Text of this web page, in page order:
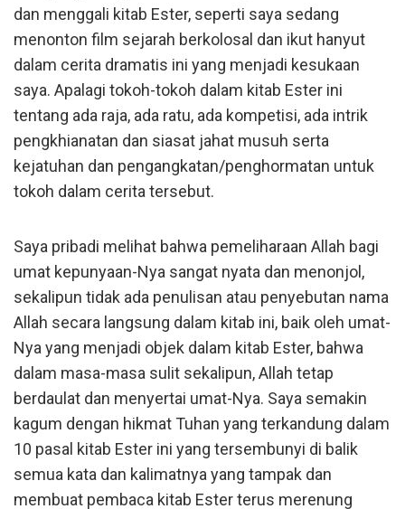
dan menggali kitab Ester, seperti saya sedang
menonton film sejarah berkolosal dan ikut hanyut
dalam cerita dramatis ini yang menjadi kesukaan
saya. Apalagi tokoh-tokoh dalam kitab Ester ini
tentang ada raja, ada ratu, ada kompetisi, ada intrik
pengkhianatan dan siasat jahat musuh serta
kejatuhan dan pengangkatan/penghormatan untuk
tokoh dalam cerita tersebut.
Saya pribadi melihat bahwa pemeliharaan Allah bagi
umat kepunyaan-Nya sangat nyata dan menonjol,
sekalipun tidak ada penulisan atau penyebutan nama
Allah secara langsung dalam kitab ini, baik oleh umat-
Nya yang menjadi objek dalam kitab Ester, bahwa
dalam masa-masa sulit sekalipun, Allah tetap
berdaulat dan menyertai umat-Nya. Saya semakin
kagum dengan hikmat Tuhan yang terkandung dalam
10 pasal kitab Ester ini yang tersembunyi di balik
semua kata dan kalimatnya yang tampak dan
membuat pembaca kitab Ester terus merenung